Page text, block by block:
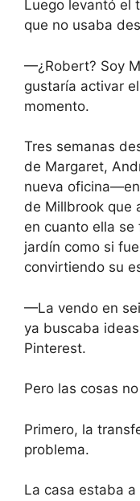
Luego levantó el
que no usaba
—¿Robert? Soy
gustaría activar
momento.
Tres semanas
de Margaret,
nueva
de Millbrook que
en cuanto ella
jardín como si
convirtiendo su
—La vendo en
ya buscaba
Pinterest.
Pero las cosas
Primero, la
problema.
La casa estaba